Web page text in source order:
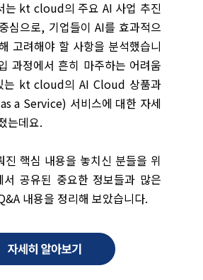
는 kt cloud의 주요 AI 사업 추진
심으로, 기업들이 AI를 효과적으
고려해야 할 사항을 분석했습니
과정에서 흔히 마주하는 어려움
는 kt cloud의 AI Cloud 상품과
a Service) 서비스에 대한 자세
는데요.
진 핵심 내용을 놓치신 분들을 위
공유된 중요한 정보들과 많은
내용을 정리해 보았습니다.